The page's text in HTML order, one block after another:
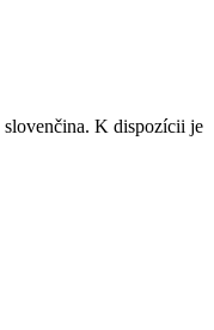
slovenčina. K dispozícii je